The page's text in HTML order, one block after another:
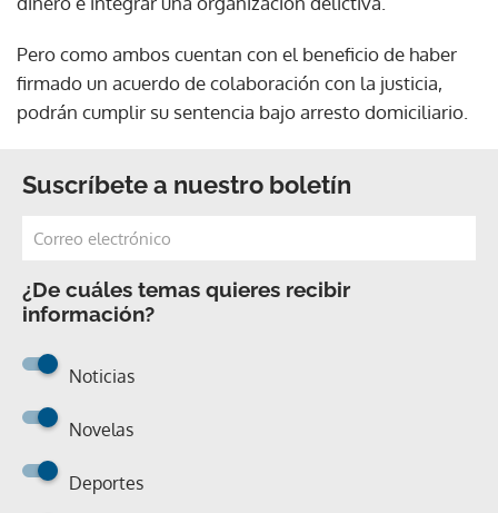
Pero como ambos cuentan con el beneficio de haber
firmado un acuerdo de colaboración con la justicia,
podrán cumplir su sentencia bajo arresto domiciliario.
Suscríbete a nuestro boletín
¿De cuáles temas quieres recibir
información?
Noticias
Novelas
Deportes